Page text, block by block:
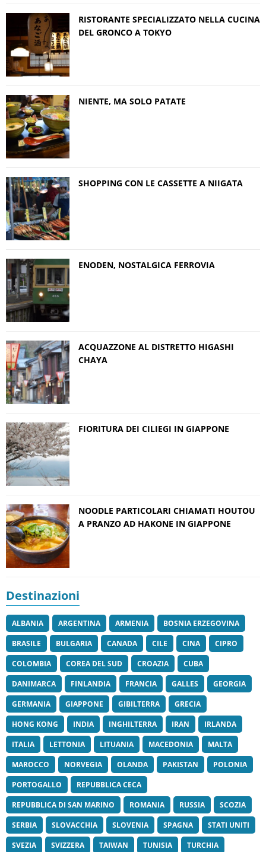
RISTORANTE SPECIALIZZATO NELLA CUCINA
DEL GRONCO A TOKYO
NIENTE, MA SOLO PATATE
SHOPPING CON LE CASSETTE A NIIGATA
ENODEN, NOSTALGICA FERROVIA
ACQUAZZONE AL DISTRETTO HIGASHI
CHAYA
FIORITURA DEI CILIEGI IN GIAPPONE
NOODLE PARTICOLARI CHIAMATI HOUTOU
A PRANZO AD HAKONE IN GIAPPONE
Destinazioni
ALBANIA ARGENTINA ARMENIA
BOSNIA ERZEGOVINA
BRASILE
BULGARIA CANADA CILE CINA
CIPRO
COLOMBIA
COREA DEL SUD CROAZIA
CUBA
DANIMARCA
FINLANDIA FRANCIA GALLES
GEORGIA
GERMANIA
GIAPPONE GIBILTERRA
GRECIA
HONG KONG
INDIA INGHILTERRA IRAN
IRLANDA
ITALIA
LETTONIA LITUANIA MACEDONIA
MALTA
MAROCCO
NORVEGIA OLANDA PAKISTAN
POLONIA
PORTOGALLO
REPUBBLICA CECA
REPUBBLICA DI SAN MARINO
ROMANIA RUSSIA
SCOZIA
SERBIA
SLOVACCHIA SLOVENIA SPAGNA
STATI UNITI
SVEZIA
SVIZZERA TAIWAN TUNISIA TURCHIA